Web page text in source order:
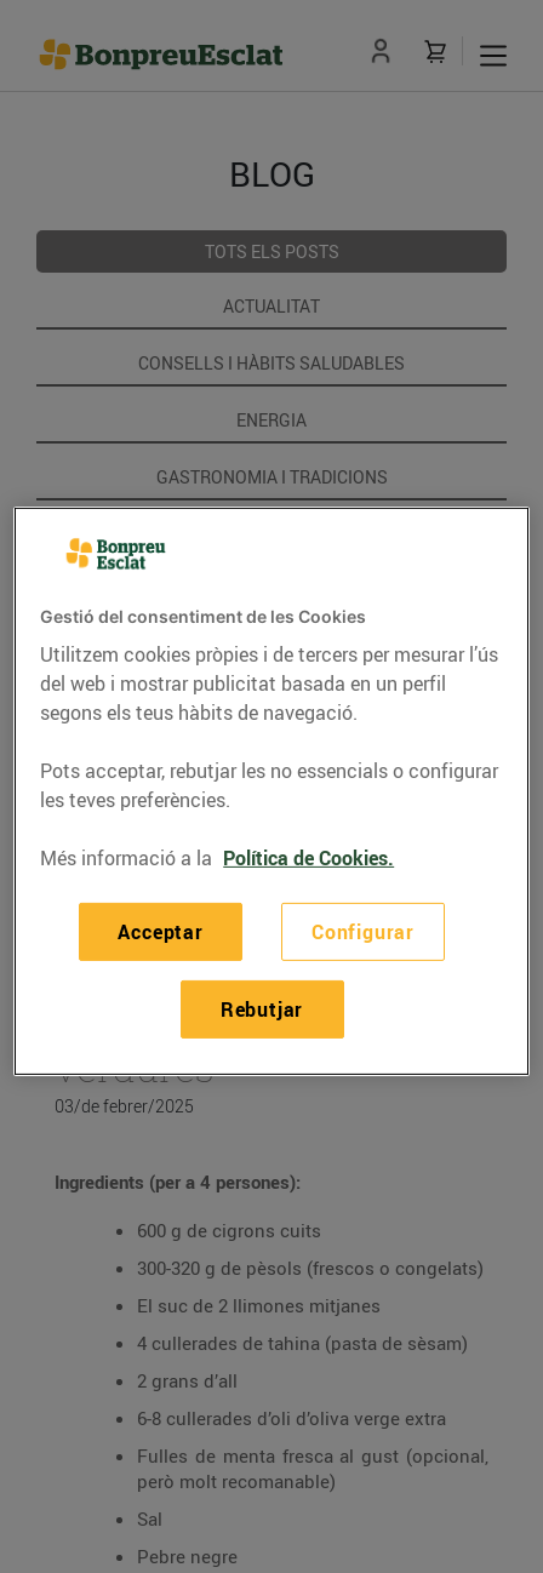
BLOG
TOTS ELS POSTS
ACTUALITAT
CONSELLS I HÀBITS SALUDABLES
ENERGIA
GASTRONOMIA I TRADICIONS
Hummus de pèsols i
menta per sucar amb
bastonets de pa i
verdures
03/de febrer/2025
Ingredients (per a 4 persones):
600 g de cigrons cuits
300-320 g de pèsols (frescos o congelats)
El suc de 2 llimones mitjanes
4 cullerades de tahina (pasta de sèsam)
2 grans d’all
6-8 cullerades d’oli d’oliva verge extra
Fulles de menta fresca al gust (opcional,
però molt recomanable)
Sal
Pebre negre
Gestió del consentiment de les Cookies
Utilitzem cookies pròpies i de tercers per mesurar l’ús
del web i mostrar publicitat basada en un perfil
segons els teus hàbits de navegació.
Pots acceptar, rebutjar les no essencials o configurar
les teves preferències.
Més informació a la Política de Cookies.
Configurar
Rebutjar
Acceptar